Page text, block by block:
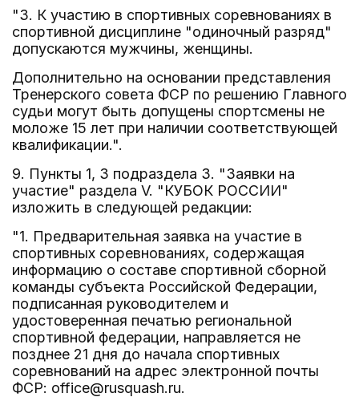
"3. К участию в спортивных соревнованиях в
спортивной дисциплине "одиночный разряд"
допускаются мужчины, женщины.
Дополнительно на основании представления
Тренерского совета ФСР по решению Главного
судьи могут быть допущены спортсмены не
моложе 15 лет при наличии соответствующей
квалификации.".
9. Пункты 1, 3 подраздела 3. "Заявки на
участие" раздела V. "КУБОК РОССИИ"
изложить в следующей редакции:
"1. Предварительная заявка на участие в
спортивных соревнованиях, содержащая
информацию о составе спортивной сборной
команды субъекта Российской Федерации,
подписанная руководителем и
удостоверенная печатью региональной
спортивной федерации, направляется не
позднее 21 дня до начала спортивных
соревнований на адрес электронной почты
ФСР: office@rusquash.ru.